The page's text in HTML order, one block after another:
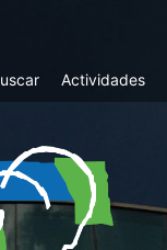
Actividades